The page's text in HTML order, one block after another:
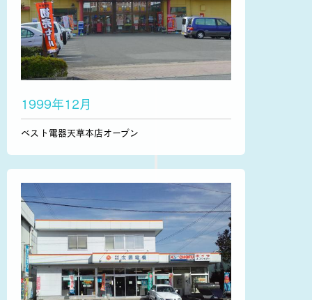
1999年12月
ベスト電器天草本店オープン